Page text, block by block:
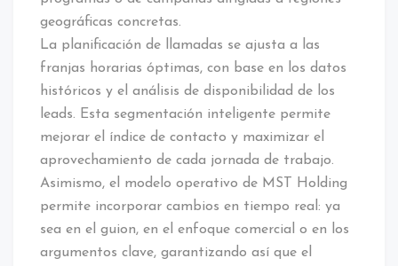
geográficas concretas.
La planificación de llamadas se ajusta a las
franjas horarias óptimas, con base en los datos
históricos y el análisis de disponibilidad de los
leads. Esta segmentación inteligente permite
mejorar el índice de contacto y maximizar el
aprovechamiento de cada jornada de trabajo.
Asimismo, el modelo operativo de MST Holding
permite incorporar cambios en tiempo real: ya
sea en el guion, en el enfoque comercial o en los
argumentos clave, garantizando así que el